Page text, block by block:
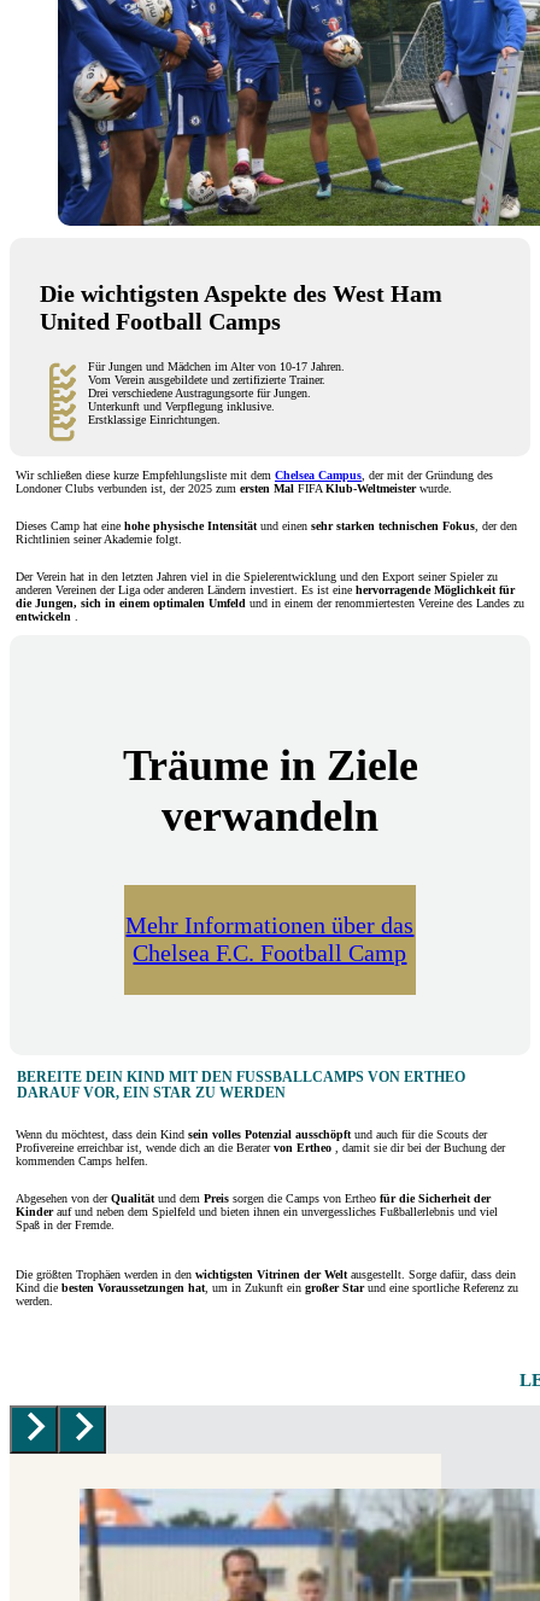
Die wichtigsten Aspekte des West Ham
United Football Camps
Für Jungen und Mädchen im Alter von 10-17 Jahren.
Vom Verein ausgebildete und zertifizierte Trainer.
Drei verschiedene Austragungsorte für Jungen.
Unterkunft und Verpflegung inklusive.
Erstklassige Einrichtungen.
Wir schließen diese kurze Empfehlungsliste mit dem Chelsea Campus , der mit der Gründung des
Londoner Clubs verbunden ist, der 2025 zum ersten Mal FIFA Klub-Weltmeisterwurde.
Dieses Camp hat eine hohe physische Intensität und einen sehr starken technischen Fokus , der den
Richtlinien seiner Akademie folgt.
Der Verein hat in den letzten Jahren viel in die Spielerentwicklung und den Export seiner Spieler zu
anderen Vereinen der Liga oder anderen Ländern investiert. Es ist eine hervorragende Möglichkeit für
die Jungen, sich in einem optimalen Umfeld und in einem der renommiertesten Vereine des Landes zu
entwickeln
Träume in Ziele
verwandeln
Mehr Informationen über das
Chelsea F.C. Football Camp
BEREITE DEIN KIND MIT DEN FUSSBALLCAMPS VON ERTHEO D
ARAUF VOR, EIN STAR ZU WERDEN
Wenn du möchtest, dass dein Kind sein volles Potenzial ausschöpft und auch für die Scouts der
Profivereine erreichbar ist, wende dich an die Beratervon Ertheo
, damit sie dir bei der Buchung der
kommenden Camps helfen.
Abgesehen von derQualität und dem Preis sorgen die Camps von Ertheo für die Sicherheit der
Kinderauf und neben dem Spielfeld und bieten ihnen ein unvergessliches Fußballerlebnis und viel
Spaß in der Fremde.
Die größten Trophäen werden in den wichtigsten Vitrinen der Welt ausgestellt. Sorge dafür, dass dein
Kind die besten Voraussetzungen hat , um in Zukunft ein großer Starund eine sportliche Referenz zu
werden.